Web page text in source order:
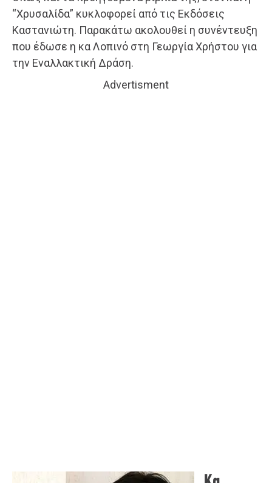
“Χρυσαλίδα” κυκλοφορεί από τις Εκδόσεις
Καστανιώτη. Παρακάτω ακολουθεί η συνέντευξη
που έδωσε η κα Λοπινό στη Γεωργία Χρήστου για
την Εναλλακτική Δράση.
Advertisment